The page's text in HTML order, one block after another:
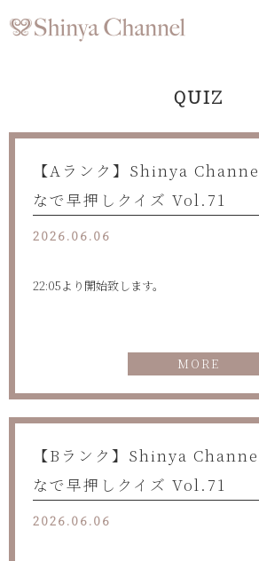
QUIZ
【Aランク】Shinya
なで早押しクイズ Vol.71
2026.06.06
22:05より開始致します。
MORE
【Bランク】Shinya
なで早押しクイズ Vol.71
2026.06.06